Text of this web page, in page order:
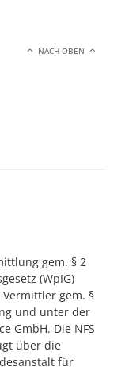
NACH OBEN
gem. § 2
(WpIG)
gem. §
und unter der
GmbH. Die NFS
über die
für